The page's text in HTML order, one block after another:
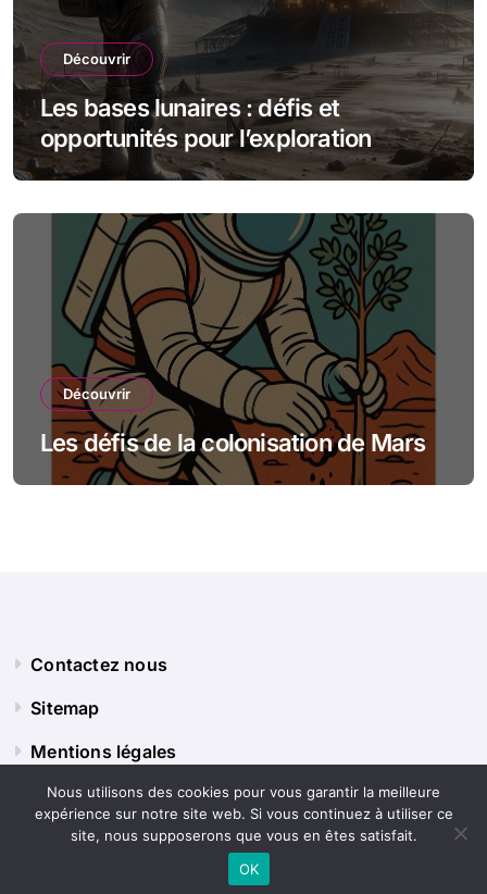
Découvrir
Les bases lunaires : défis et
opportunités pour l’exploration
spatiale
Découvrir
Les défis de la colonisation de Mars
Contactez nous
Sitemap
Mentions légales
Panorama Terre
Nous utilisons des cookies pour vous garantir la meilleure
expérience sur notre site web. Si vous continuez à utiliser ce
site, nous supposerons que vous en êtes satisfait.
OK